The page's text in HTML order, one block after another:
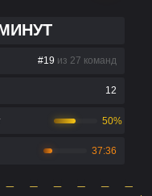
#19 из 27 команд
12
50%
37:36